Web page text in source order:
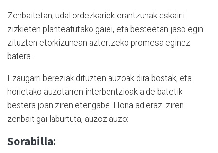
Zenbaitetan, udal ordezkariek erantzunak eskaini
zizkieten planteatutako gaiei, eta besteetan jaso egin
zituzten etorkizunean aztertzeko promesa eginez
batera.
Ezaugarri bereziak dituzten auzoak dira bostak, eta
horietako auzotarren interbentzioak alde batetik
bestera joan ziren etengabe. Hona adierazi ziren
zenbait gai laburtuta, auzoz auzo:
Sorabilla: